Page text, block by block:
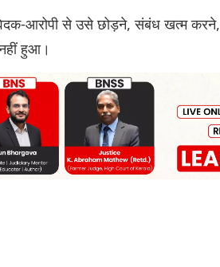
आरोपी से उसे छोड़ने, संबंध खत्म
हुआ।